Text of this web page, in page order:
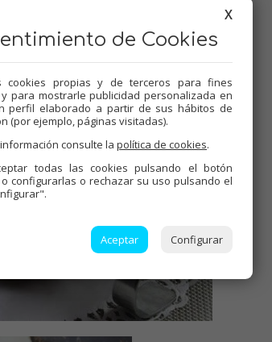
X
de Cookies
cookies propias y de terceros para fines
para mostrarle publicidad personalizada en
perfil elaborado a partir de sus hábitos de
(por ejemplo, páginas visitadas).
consulte la política de cookies.
todas las cookies pulsando el botón
configurarlas o rechazar su uso pulsando el
Aceptar Configurar